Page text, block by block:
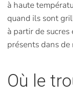
à haute
quand ils sont
à partir de
présents dans
Où le